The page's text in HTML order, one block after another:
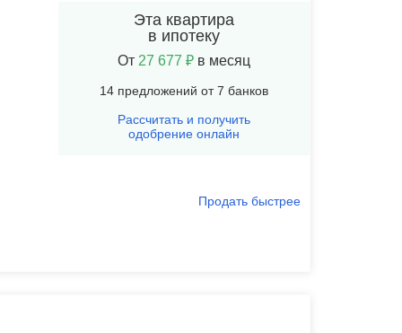
Эта квартира
в ипотеку
От 27 677 ₽ в месяц
14 предложений от 7 банков
Рассчитать и получить
одобрение онлайн
Продать быстрее